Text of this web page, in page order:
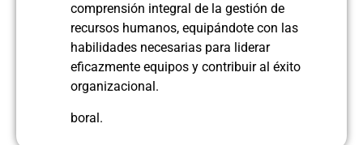
comprensión integral de la gestión de
recursos humanos, equipándote con las
habilidades necesarias para liderar
eficazmente equipos y contribuir al éxito
organizacional.
boral.